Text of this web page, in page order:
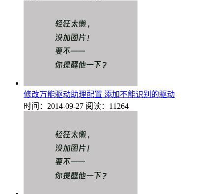
修改万能驱动助理配置 添加不能识别的驱动
时间：2014-09-27 阅读：11264